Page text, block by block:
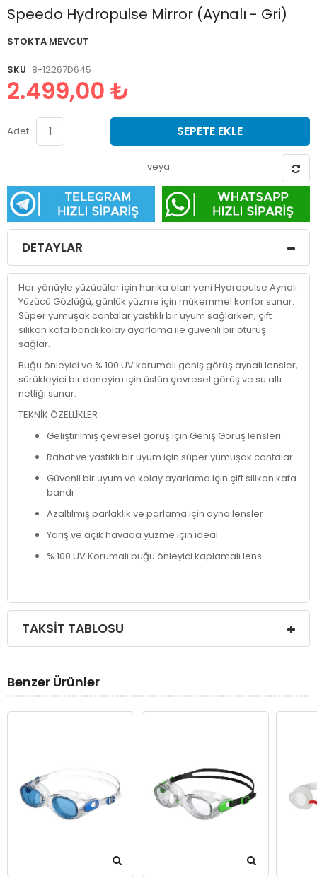
Speedo Hydropulse Mirror (Aynalı - Gri)
STOKTA MEVCUT
SKU 8-12267D645
2.499,00 ₺
Adet SEPETE EKLE
veya
Resim
galerisinin
başlangıcına
DETAYLAR
Her yönüyle yüzücüler için harika olan yeni Hydropulse Aynalı
Yüzücü Gözlüğü, günlük yüzme için mükemmel konfor sunar.
Süper yumuşak contalar yastıklı bir uyum sağlarken, çift
silikon kafa bandı kolay ayarlama ile güvenli bir oturuş
sağlar.
Buğu önleyici ve % 100 UV korumalı geniş görüş aynalı lensler,
sürükleyici bir deneyim için üstün çevresel görüş ve su altı
netliği sunar.
TEKNİK ÖZELLİKLER
Geliştirilmiş çevresel görüş için Geniş Görüş lensleri
Rahat ve yastıklı bir uyum için süper yumuşak contalar
Güvenli bir uyum ve kolay ayarlama için çift silikon kafa
bandı
Azaltılmış parlaklık ve parlama için ayna lensler
Yarış ve açık havada yüzme için ideal
% 100 UV Korumalı buğu önleyici kaplamalı lens
TAKSIT TABLOSU
Benzer Ürünler